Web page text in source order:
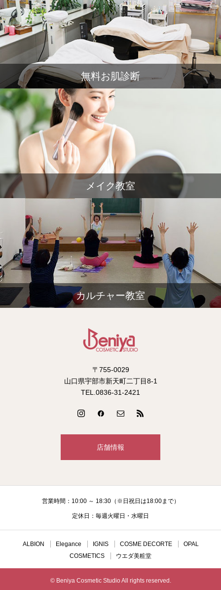
無料お肌診断
メイク教室
カルチャー教室
〒755-0029
山口県宇部市新天町二丁目8-1
TEL.0836-31-2421
店舗情報
営業時間：10:00 ～ 18:30（※日祝日は18:00まで）
定休日：毎週火曜日・水曜日
ALBION Elegance IGNIS COSME DECORTE
OPAL
COSMETICS
ウエダ美粧堂
© Beniya Cosmetic Studio All rights reserved.